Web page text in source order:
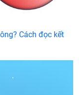
Cách đọc kết